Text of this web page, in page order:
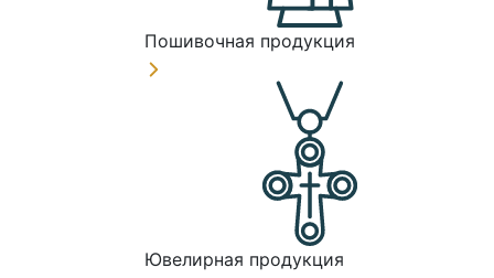
Пошивочная продукция
Ювелирная продукция